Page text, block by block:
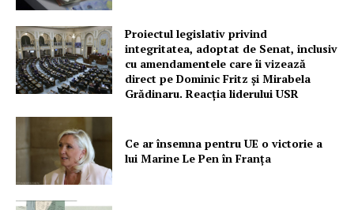
Proiectul legislativ privind
integritatea, adoptat de Senat, inclusiv
cu amendamentele care îi vizează
direct pe Dominic Fritz și Mirabela
Grădinaru. Reacția liderului USR
Ce ar însemna pentru UE o victorie a
lui Marine Le Pen în Franța